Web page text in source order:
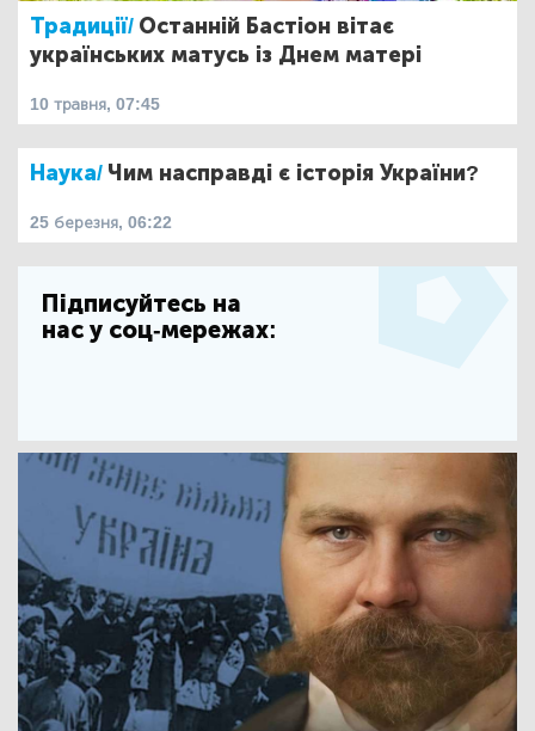
Традиції/ Останній Бастіон вітає
українських матусь із Днем матері
10 травня, 07:45
Наука/ Чим насправді є історія України?
25 березня, 06:22
Підписуйтесь на
нас у соц-мережах: